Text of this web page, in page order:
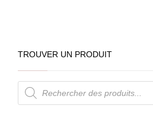
TROUVER UN PRODUIT
Recherche
de
produits